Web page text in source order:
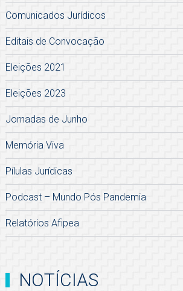
Comunicados Jurídicos
Editais de Convocação
Eleições 2021
Eleições 2023
Jornadas de Junho
Memória Viva
Pílulas Jurídicas
Podcast – Mundo Pós Pandemia
Relatórios Afipea
NOTÍCIAS